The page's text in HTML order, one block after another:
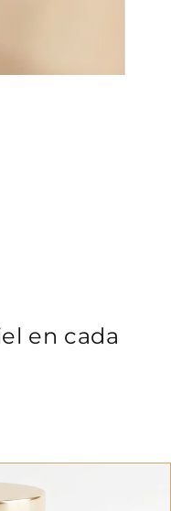
en cada